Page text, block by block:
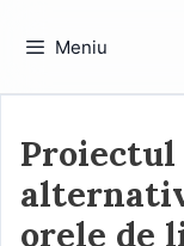
Meniu
Proiectul
orele de